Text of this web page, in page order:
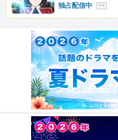
独占配信中
P R